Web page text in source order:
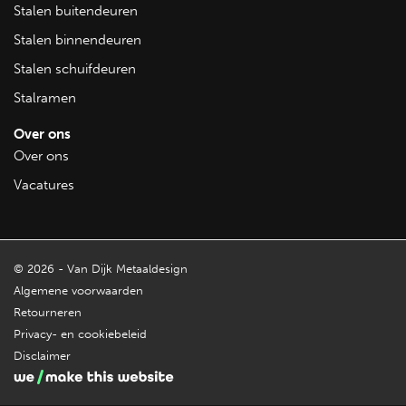
Stalen buitendeuren
Stalen binnendeuren
Stalen schuifdeuren
Stalramen
Over ons
Over ons
Vacatures
© 2026 - Van Dijk Metaaldesign
Algemene voorwaarden
Retourneren
Privacy- en cookiebeleid
Disclaimer